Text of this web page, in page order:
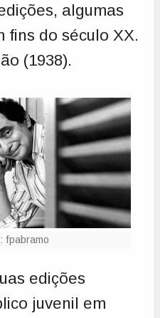
algumas
fins do século XX.
(1938).
fpabramo
edições
juvenil em